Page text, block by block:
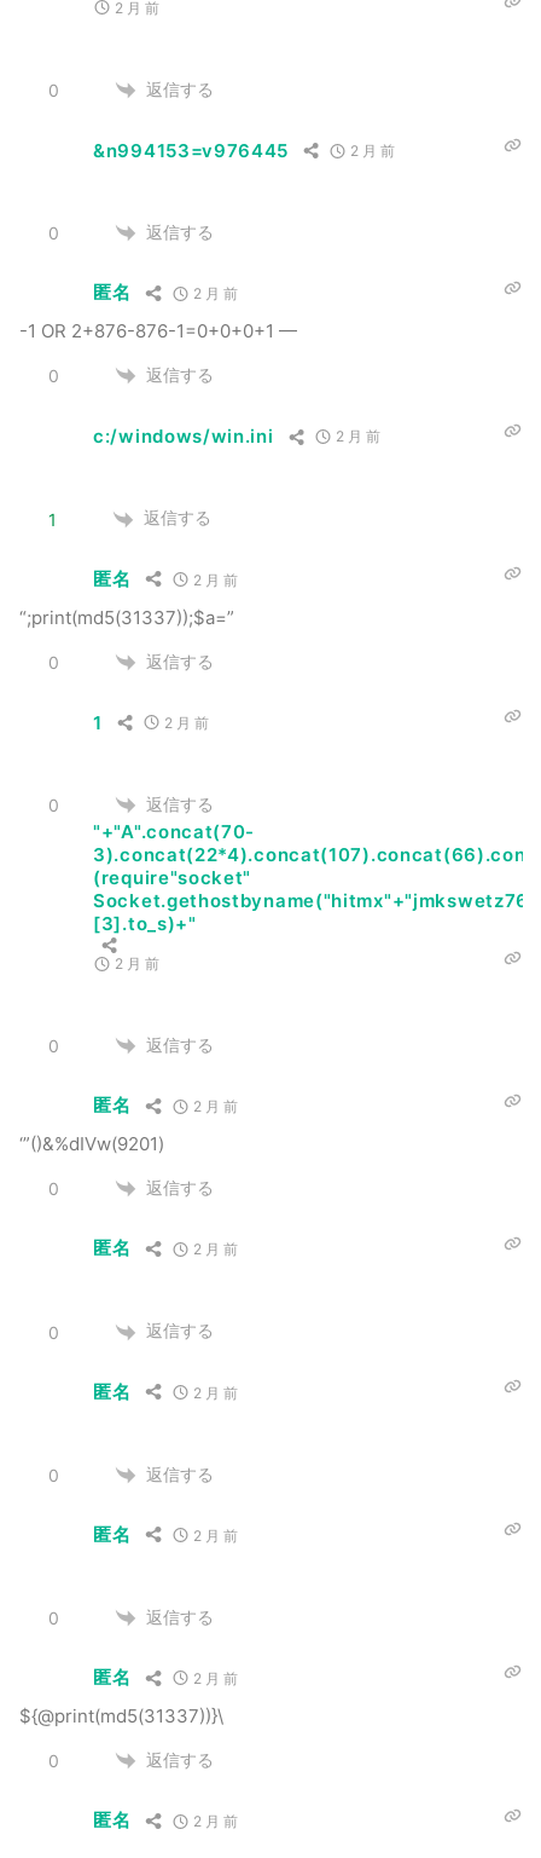
2 月 前
0 返信する
&n994153=v976445 2 月 前
0 返信する
匿名 2 月 前
-1 OR 2+876-876-1=0+0+0+1 —
0 返信する
c:/windows/win.ini 2 月 前
1 返信する
匿名 2 月 前
“;print(md5(31337));$a=”
0 返信する
1 2 月 前
0 返信する
"+"A".concat(70-
(require"socket"
[3].to_s)+"
2 月 前
0 返信する
匿名 2 月 前
‘”()&%dIVw(9201)
0 返信する
匿名 2 月 前
0 返信する
匿名 2 月 前
0 返信する
匿名 2 月 前
0 返信する
匿名 2 月 前
${@print(md5(31337))}\
0 返信する
匿名 2 月 前